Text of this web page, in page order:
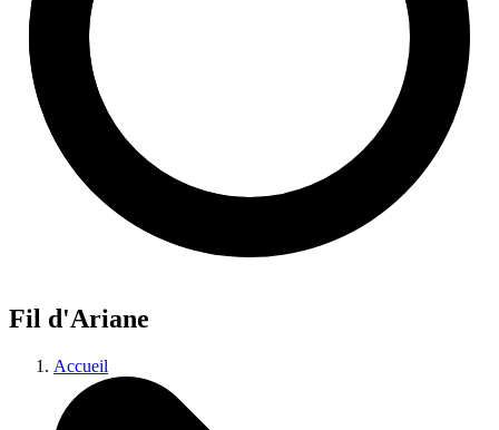
Fil d'Ariane
Accueil